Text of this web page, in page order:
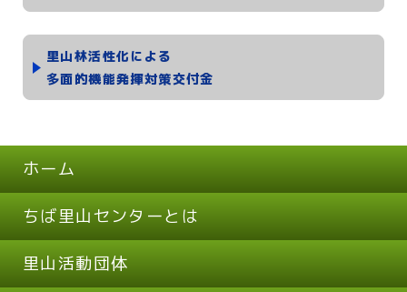
里山林活性化による
多面的機能発揮対策交付金
ホーム
ちば里山センターとは
里山活動団体